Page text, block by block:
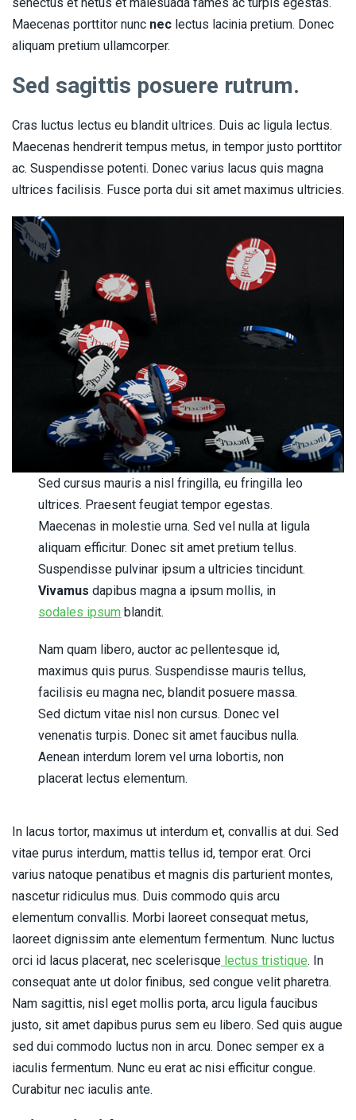
Maecenas porttitor nunc nec lectus lacinia pretium. Donec
aliquam pretium ullamcorper.
Sed sagittis posuere rutrum.
Cras luctus lectus eu blandit ultrices. Duis ac ligula lectus.
Maecenas hendrerit tempus metus, in tempor justo porttitor
ac. Suspendisse potenti. Donec varius lacus quis magna
ultrices facilisis. Fusce porta dui sit amet maximus ultricies.
Sed cursus mauris a nisl fringilla, eu fringilla leo
ultrices. Praesent feugiat tempor egestas.
Maecenas in molestie urna. Sed vel nulla at ligula
aliquam efficitur. Donec sit amet pretium tellus.
Suspendisse pulvinar ipsum a ultricies tincidunt.
Vivamusdapibus magna a ipsum mollis, in
sodales ipsum blandit.
Nam quam libero, auctor ac pellentesque id,
maximus quis purus. Suspendisse mauris tellus,
facilisis eu magna nec, blandit posuere massa.
Sed dictum vitae nisl non cursus. Donec vel
venenatis turpis. Donec sit amet faucibus nulla.
Aenean interdum lorem vel urna lobortis, non
placerat lectus elementum.
In lacus tortor, maximus ut interdum et, convallis at dui. Sed
vitae purus interdum, mattis tellus id, tempor erat. Orci
varius natoque penatibus et magnis dis parturient montes,
nascetur ridiculus mus. Duis commodo quis arcu
elementum convallis. Morbi laoreet consequat metus,
laoreet dignissim ante elementum fermentum. Nunc luctus
orci id lacus placerat, nec scelerisque lectus tristique. In
consequat ante ut dolor finibus, sed congue velit pharetra.
Nam sagittis, nisl eget mollis porta, arcu ligula faucibus
justo, sit amet dapibus purus sem eu libero. Sed quis augue
sed dui commodo luctus non in arcu. Donec semper ex a
iaculis fermentum. Nunc eu erat ac nisi efficitur congue.
Curabitur nec iaculis ante.